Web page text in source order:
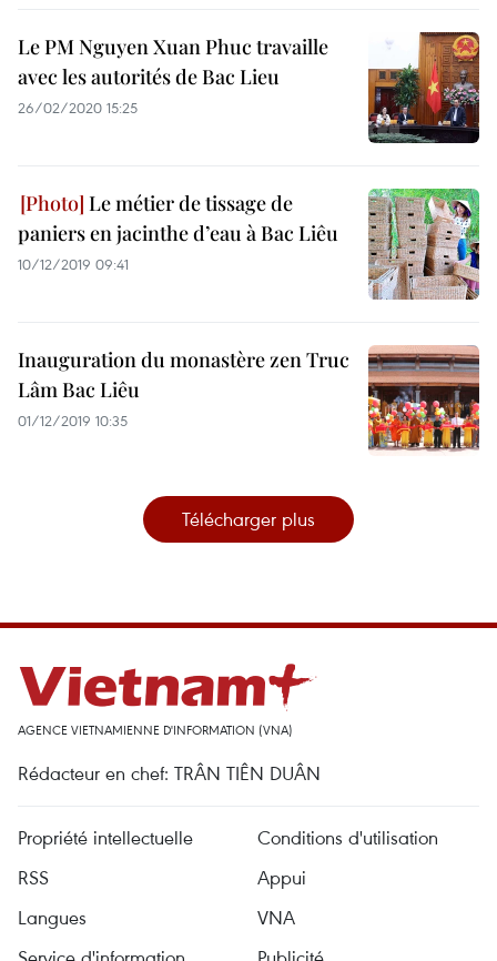
Le PM Nguyen Xuan Phuc travaille
avec les autorités de Bac Lieu
26/02/2020 15:25
Le métier de tissage de
paniers en jacinthe d’eau à Bac Liêu
10/12/2019 09:41
​Inauguration du monastère zen Truc
Lâm Bac Liêu
01/12/2019 10:35
Télécharger plus
AGENCE VIETNAMIENNE D'INFORMATION (VNA)
Rédacteur en chef: TRÂN TIÊN DUÂN
Propriété intellectuelle
Conditions d'utilisation
RSS
Appui
Langues
VNA